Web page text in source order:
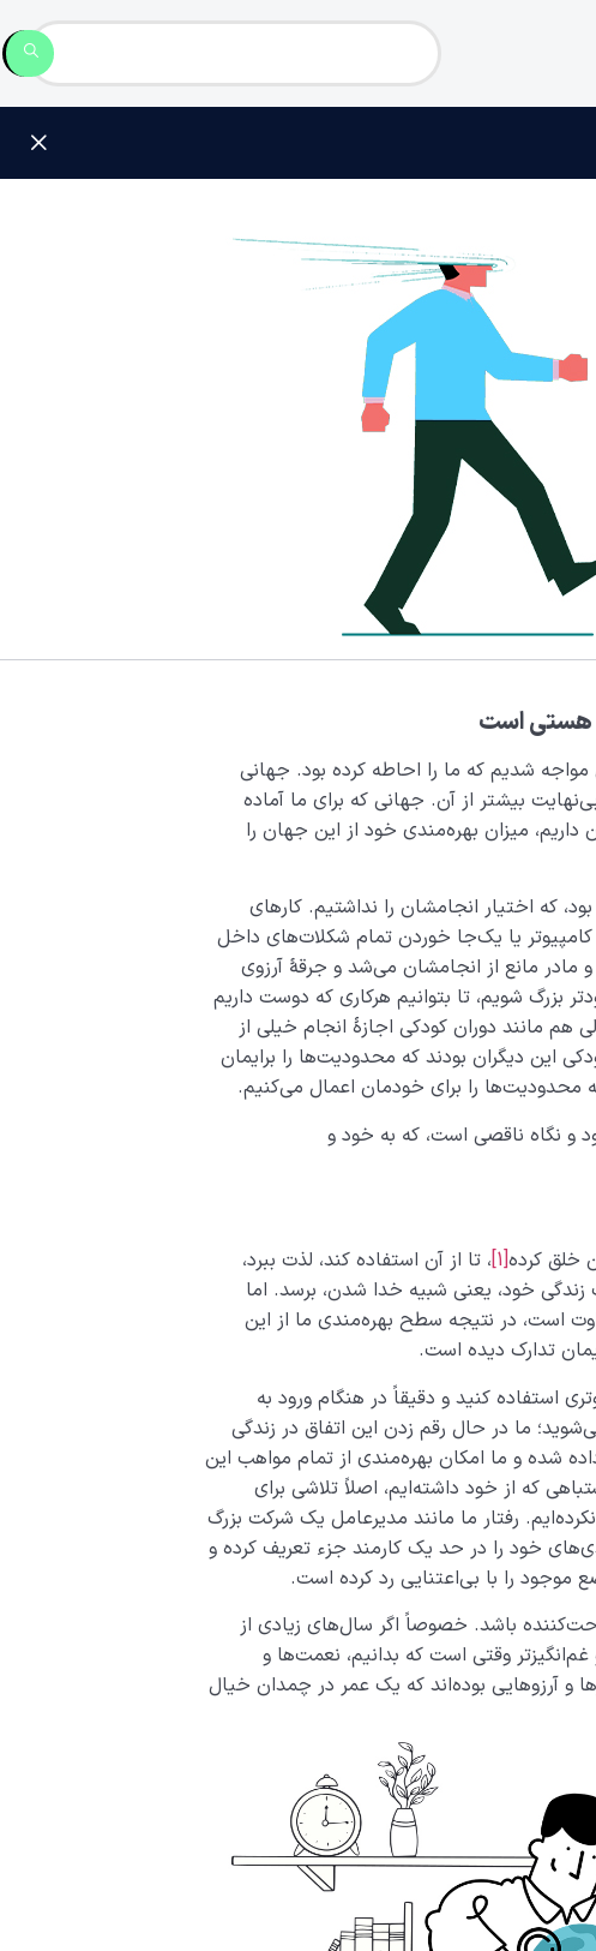
هستی است
شدیم که ما را احاطه کرده بود. جهانی
بیشتر از آن. جهانی که برای ما آماده
میزان بهره‌مندی خود از این جهان را
که اختیار انجامشان را نداشتیم. کارهای
یا یک‌جا خوردن تمام شکلات‌های داخل
مادر مانع از انجامشان می‌شد و جرقۀ آرزوی
بزرگ شویم، تا بتوانیم هرکاری که دوست داریم
هم مانند دوران کودکی اجازۀ انجام خیلی از
این دیگران بودند که محدودیت‌­ها را برایمان
محدودیت­‌ها را برای خودمان اعمال می­‌کنیم.
و نگاه ناقصی است، که به خود و
خلق کرده[1] ، تا از آن استفاده کند، لذت ببرد،
زندگی خود، یعنی شبیه خدا شدن، برسد. اما
است، در نتیجه سطح بهره‌مندی ما از این
تدارک دیده است.
استفاده کنید و دقیقاً در هنگام ورود به
ما در حال رقم زدن این اتفاق در زندگی
شده و ما امکان بهره‌­مندی از تمام مواهب این
که از خود داشته­‌ایم، اصلاً تلاشی برای
رفتار ما مانند مدیرعامل یک شرکت بزرگ
خود را در حد یک کارمند جزء تعریف کرده و
موجود را با بی‌اعتنایی رد کرده است.
باشد. خصوصاً اگر سال‌های زیادی از
وقتی است که بدانیم، نعمت­‌ها و
و آرزوهایی بوده‌اند که یک عمر در چمدان خیال